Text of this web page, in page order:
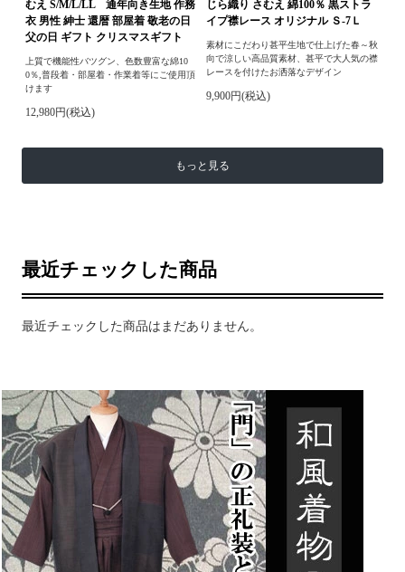
むえ S/M/L/LL 通年向き生地 作務
衣 男性 紳士 還暦 部屋着 敬老の日
父の日 ギフト クリスマスギフト
上質で機能性バツグン、色数豊富な綿10
0％,普段着・部屋着・作業着等にご使用頂
けます
12,980円(税込)
じら織り さむえ 綿100％ 黒ストラ
イプ襟レース オリジナル Ｓ-7Ｌ
素材にこだわり甚平生地で仕上げた春～秋
向で涼しい高品質素材、甚平で大人気の襟
レースを付けたお洒落なデザイン
9,900円(税込)
もっと見る
最近チェックした商品
最近チェックした商品はまだありません。